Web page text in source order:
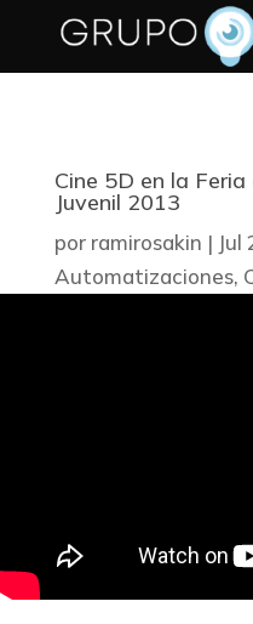
Cine 5D en la
Juvenil 2013
por ramirosakin | Jul
Automatizaciones,